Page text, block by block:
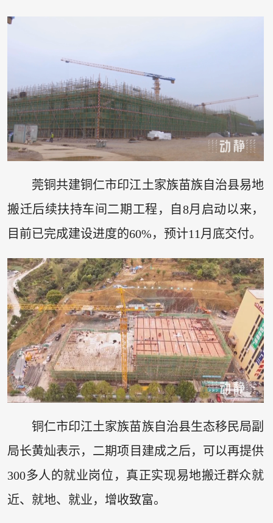
莞铜共建铜仁市印江土家族苗族自治县易地
搬迁后续扶持车间二期工程，自8月启动以来，
目前已完成建设进度的60%，预计11月底交付。
铜仁市印江土家族苗族自治县生态移民局副
局长黄灿表示，二期项目建成之后，可以再提供
300多人的就业岗位，真正实现易地搬迁群众就
近、就地、就业，增收致富。